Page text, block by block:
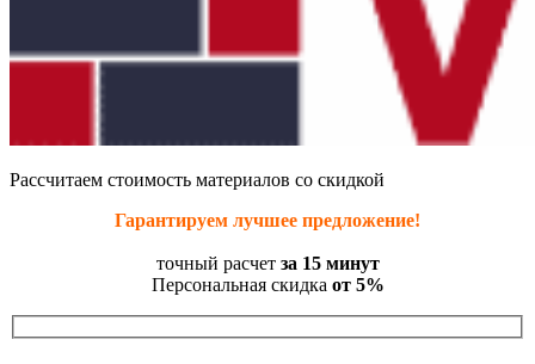
Рассчитаем стоимость материалов со скидкой
Гарантируем лучшее предложение!
точный расчет за 15 минут
Персональная скидка от 5%